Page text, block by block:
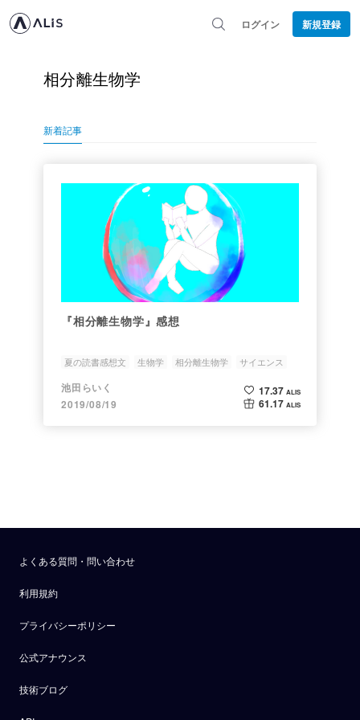
ログイン 新規登録
相分離生物学
新着記事
『相分離生物学』感想
夏の読書感想文 生物学 相分離生物学 サイエンス
池田らいく
2019/08/19
17.37 ALIS
61.17 ALIS
よくある質問・問い合わせ
利用規約
プライバシーポリシー
公式アナウンス
技術ブログ